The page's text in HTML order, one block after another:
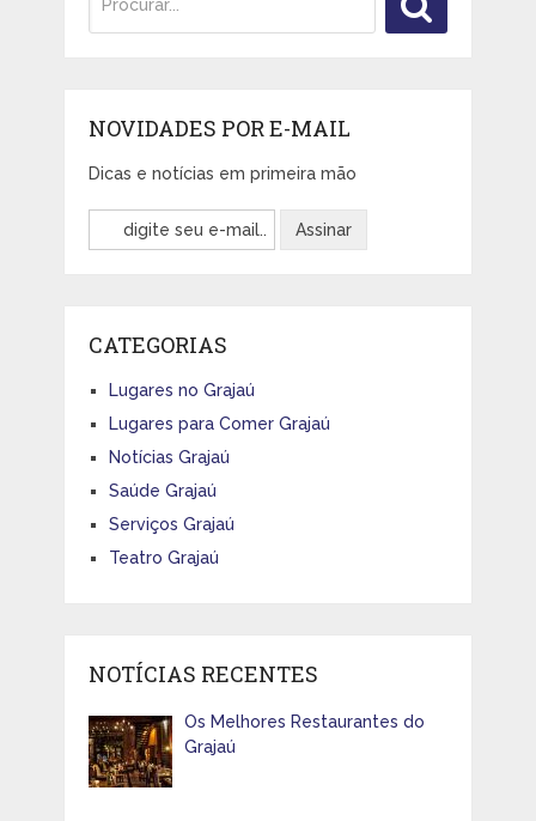
NOVIDADES POR E-MAIL
Dicas e notícias em primeira mão
CATEGORIAS
Lugares no Grajaú
Lugares para Comer Grajaú
Notícias Grajaú
Saúde Grajaú
Serviços Grajaú
Teatro Grajaú
NOTÍCIAS RECENTES
Os Melhores Restaurantes do
Grajaú